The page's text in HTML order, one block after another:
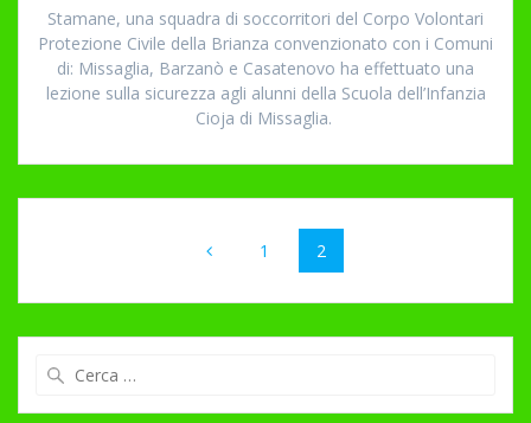
Stamane, una squadra di soccorritori del Corpo Volontari
Protezione Civile della Brianza convenzionato con i Comuni
di: Missaglia, Barzanò e Casatenovo ha effettuato una
lezione sulla sicurezza agli alunni della Scuola dell’Infanzia
Cioja di Missaglia.
Pagina
1 Pagina
2